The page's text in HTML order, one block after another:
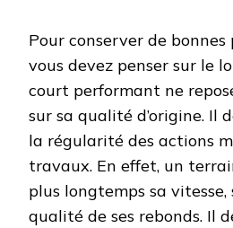
Pour conserver de bonnes
vous devez penser sur le
court performant ne
sur sa qualité d’origine. Il
la régularité des actions
travaux. En effet, un
plus longtemps sa
qualité de ses rebonds. Il